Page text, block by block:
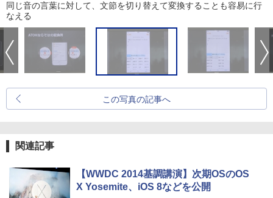
同じ音の言葉に対して、文節を切り替えて変換することも容易に行
なえる
この写真の記事へ
関連記事
【WWDC 2014基調講演】次期OSのOS
X Yosemite、iOS 8などを公開